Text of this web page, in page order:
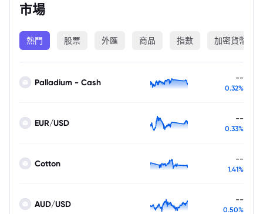
市場
熱門 股票 外匯 商品 指數 加密貨幣
Palladium - Cash --
0.32%
EUR/USD --
0.33%
Cotton --
1.41%
AUD/USD --
0.50%